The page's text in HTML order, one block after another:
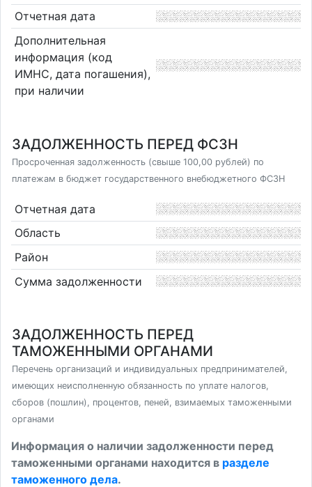
Отчетная дата
Дополнительная
информация (код
ИМНС, дата погашения),
при наличии
ЗАДОЛЖЕННОСТЬ ПЕРЕД ФСЗН
Просроченная задолженность (свыше 100,00 рублей) по
платежам в бюджет государственного внебюджетного ФСЗН
Отчетная дата
Область
Район
Сумма задолженности
ЗАДОЛЖЕННОСТЬ ПЕРЕД
ТАМОЖЕННЫМИ ОРГАНАМИ
Перечень организаций и индивидуальных предпринимателей,
имеющих неисполненную обязанность по уплате налогов,
сборов (пошлин), процентов, пеней, взимаемых таможенными
органами
Информация о наличии задолженности перед
таможенными органами находится в разделе
таможенного дела.